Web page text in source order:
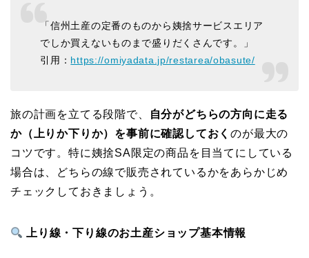
「信州土産の定番のものから姨捨サービスエリア
でしか買えないものまで盛りだくさんです。」
引用： https://omiyadata.jp/restarea/obasute/
旅の計画を立てる段階で、
自分がどちらの方向に走る
か（上りか下りか）を事前に確認しておくのが最大の
コツです。特に姨捨SA限定の商品を目当てにしている
場合は、どちらの線で販売されているかをあらかじめ
チェックしておきましょう。
上り線・下り線のお土産ショップ基本情報